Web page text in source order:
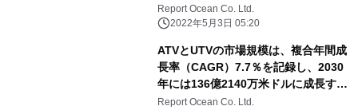
される
Report Ocean Co. Ltd.
2022年5月3日 05:20
ATVとUTVの市場規模は、複合年間成
長率（CAGR）7.7％を記録し、2030
年には136億2140万米ドルに成長する
と予測される
Report Ocean Co. Ltd.